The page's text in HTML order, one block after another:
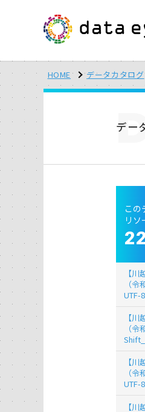
HOME データカタログ
デー
この
リソ
22
【
（令
UTF-8
【
（令
【
（令
UTF-8
【